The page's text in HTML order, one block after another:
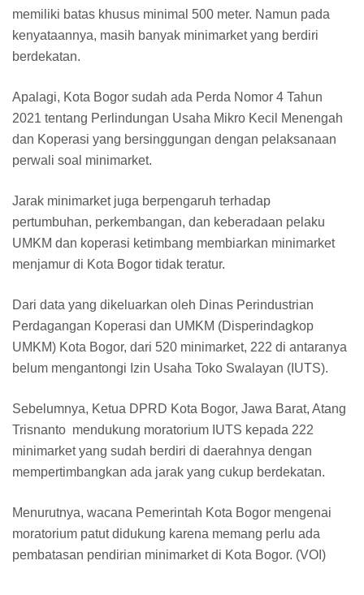
memiliki batas khusus minimal 500 meter. Namun pada
kenyataannya, masih banyak minimarket yang berdiri
berdekatan.
Apalagi, Kota Bogor sudah ada Perda Nomor 4 Tahun
2021 tentang Perlindungan Usaha Mikro Kecil Menengah
dan Koperasi yang bersinggungan dengan pelaksanaan
perwali soal minimarket.
Jarak minimarket juga berpengaruh terhadap
pertumbuhan, perkembangan, dan keberadaan pelaku
UMKM dan koperasi ketimbang membiarkan minimarket
menjamur di Kota Bogor tidak teratur.
Dari data yang dikeluarkan oleh Dinas Perindustrian
Perdagangan Koperasi dan UMKM (Disperindagkop
UMKM) Kota Bogor, dari 520 minimarket, 222 di antaranya
belum mengantongi Izin Usaha Toko Swalayan (IUTS).
Sebelumnya, Ketua DPRD Kota Bogor, Jawa Barat, Atang
Trisnanto mendukung moratorium IUTS kepada 222
minimarket yang sudah berdiri di daerahnya dengan
mempertimbangkan ada jarak yang cukup berdekatan.
Menurutnya, wacana Pemerintah Kota Bogor mengenai
moratorium patut didukung karena memang perlu ada
pembatasan pendirian minimarket di Kota Bogor. (VOI)